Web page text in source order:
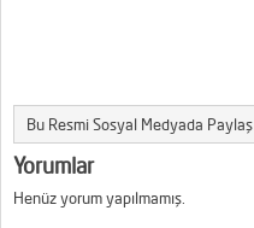
Bu Resmi Sosyal Medyada Paylaş
Yorumlar
Henüz yorum yapılmamış.